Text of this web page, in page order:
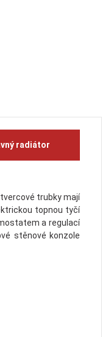
radiátor
trubky mají
topnou tyčí
a regulací
stěnové konzole